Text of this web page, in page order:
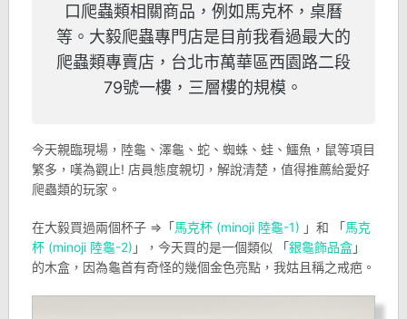
口爬蟲類相關商品，例如馬克杯，桌曆
等。大毅爬蟲專門店是目前我看過最大的
爬蟲類專賣店，台北市萬華區西園路二段
79號一樓，三層樓的規模。
今天親臨現場，陸龜、澤龜、蛇、蜘蛛、蛙、鱷魚，鼠等項目
繁多，嘆為觀止! 店員態度親切，解說清楚，值得推薦給愛好
爬蟲類的玩家。
在大毅買過兩個杯子 =>「馬克杯 (minoji 陸龜-1) 」和 「馬克
杯 (minoji 陸龜-2) 」，今天買的是一個類似 「銀龜飾品盒」
的木盒，因為龜首有奇怪的幾個金色亮點，我姑且稱之戒疤。